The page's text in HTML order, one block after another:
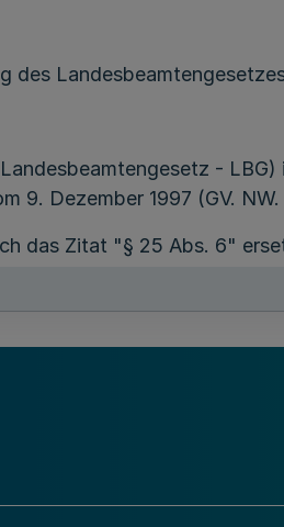
des
- LBG)
9. Dezember 1997 (GV.
das Zitat "§ 25 Abs. 6"